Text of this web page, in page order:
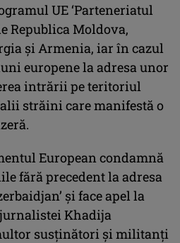
UE ‘Parteneriatul
Republica Moldova,
şi Armenia, iar în cazul
europene la adresa unor
intrării pe teritoriul
străini care manifestă o
European condamnă
fără precedent la adresa
şi face apel la
Khadija
susţinători şi militanţi